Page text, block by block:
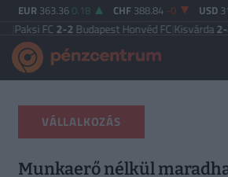
EUR 363.36 0.18 CHF 388.84 -0 USD
2-2Budapest Honvéd FC| Kisvárda2-4Újpest FC
VÁLLALKOZÁS
Munkaerő nélkül